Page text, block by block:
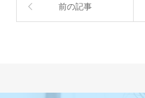
前の記事